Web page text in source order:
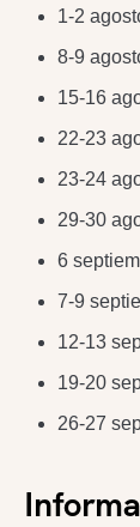
1-2
8-9
15-16
22-23
23-24
29-30
6
7-9
12-13
19-20
26-27